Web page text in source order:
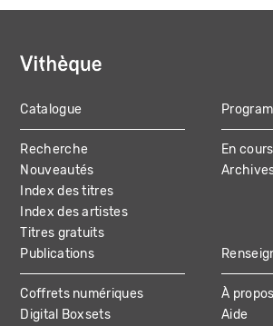
MAIN
NAVIGATION
Catalogue
Recherche
Nouveautés
Index des titres
Index des artistes
Titres gratuits
En cours
Publications
Coffrets numériques
Digital Boxsets
À propos
Aide